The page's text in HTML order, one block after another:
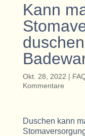
Kann
Okt. 28, 2022 |
Kommentare
Duschen kann